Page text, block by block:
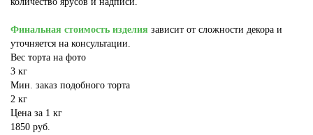
Финальная стоимость изделия зависит от сложности декора и
уточняется на консультации.
Вес торта на фото
3 кг
Мин. заказ подобного торта
2 кг
Цена за 1 кг
1850 руб.